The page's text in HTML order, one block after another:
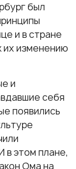
был
и в стране
их изменению
и
себя
появились
в этом плане,
Ома на